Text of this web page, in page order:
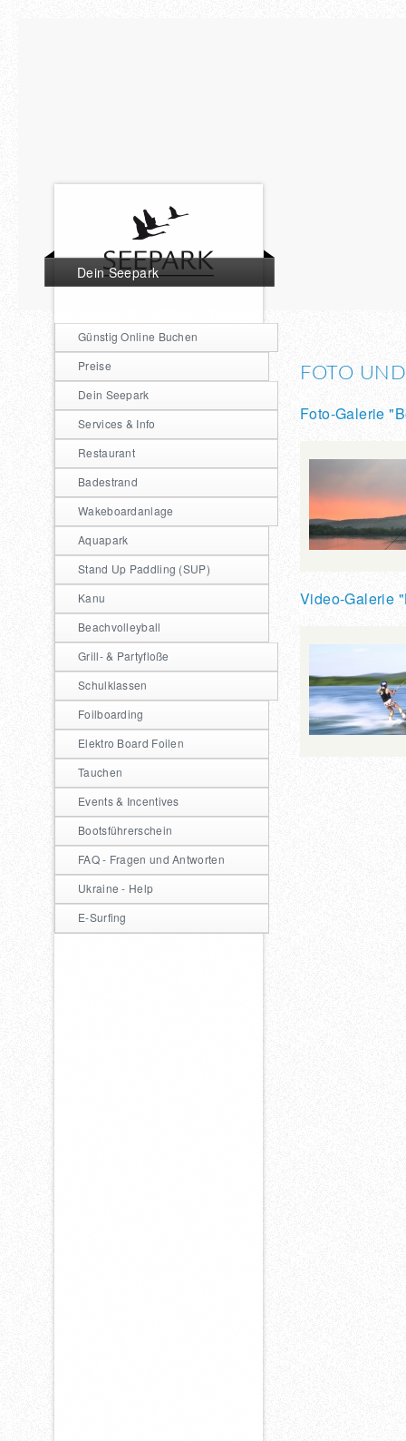
Dein Seepark
Günstig Online Buchen
Preise
Dein Seepark
Services & Info
Restaurant
Badestrand
Wakeboardanlage
Aquapark
Stand Up Paddling (SUP)
Kanu
Beachvolleyball
Grill- & Partyfloße
Schulklassen
Foilboarding
Elektro Board Foilen
Tauchen
Events & Incentives
Bootsführerschein
FAQ - Fragen und Antworten
Ukraine - Help
E-Surfing
FOTO
Foto-Galerie
Video-Galerie